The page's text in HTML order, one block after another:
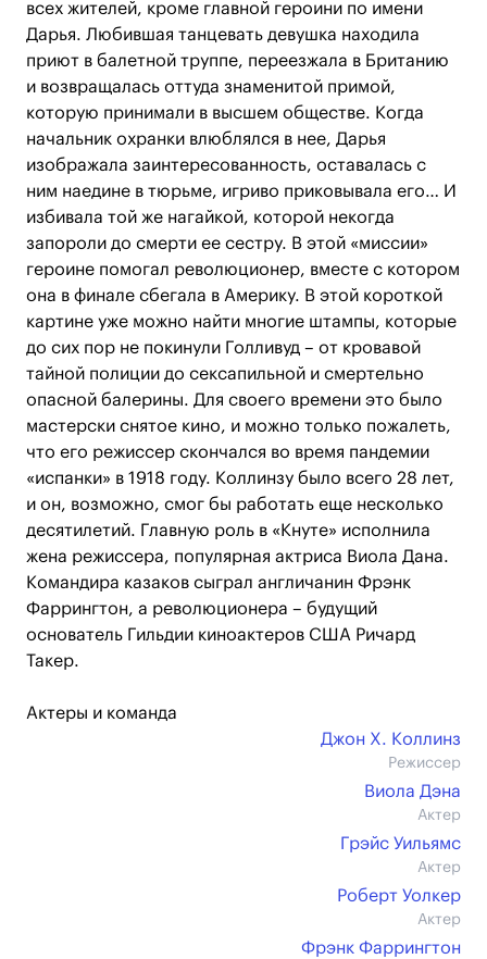
всех жителей, кроме главной героини по имени
Дарья. Любившая танцевать девушка находила
приют в балетной труппе, переезжала в Британию
и возвращалась оттуда знаменитой примой,
которую принимали в высшем обществе. Когда
начальник охранки влюблялся в нее, Дарья
изображала заинтересованность, оставалась с
ним наедине в тюрьме, игриво приковывала его… И
избивала той же нагайкой, которой некогда
запороли до смерти ее сестру. В этой «миссии»
героине помогал революционер, вместе с котором
она в финале сбегала в Америку. В этой короткой
картине уже можно найти многие штампы, которые
до сих пор не покинули Голливуд – от кровавой
тайной полиции до сексапильной и смертельно
опасной балерины. Для своего времени это было
мастерски снятое кино, и можно только пожалеть,
что его режиссер скончался во время пандемии
«испанки» в 1918 году. Коллинзу было всего 28 лет,
и он, возможно, смог бы работать еще несколько
десятилетий. Главную роль в «Кнуте» исполнила
жена режиссера, популярная актриса Виола Дана.
Командира казаков сыграл англичанин Фрэнк
Фаррингтон, а революционера – будущий
основатель Гильдии киноактеров США Ричард
Такер.
Актеры и команда
Джон Х. Коллинз
Режиссер
Виола Дэна
Актер
Грэйс Уильямс
Актер
Роберт Уолкер
Актер
Фрэнк Фаррингтон